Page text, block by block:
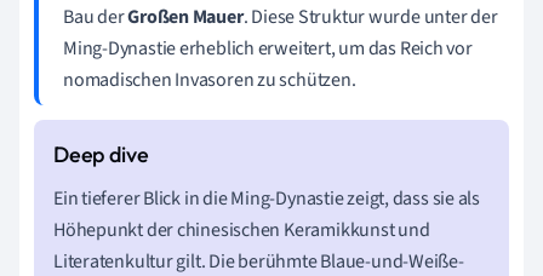
Bau derGroßen Mauer. Diese Struktur wurde unter der
Ming-Dynastie erheblich erweitert, um das Reich vor
nomadischen Invasoren zu schützen.
Ein tieferer Blick in die Ming-Dynastie zeigt, dass sie als
Höhepunkt der chinesischen Keramikkunst und
Literatenkultur gilt. Die berühmte Blaue-und-Weiße-